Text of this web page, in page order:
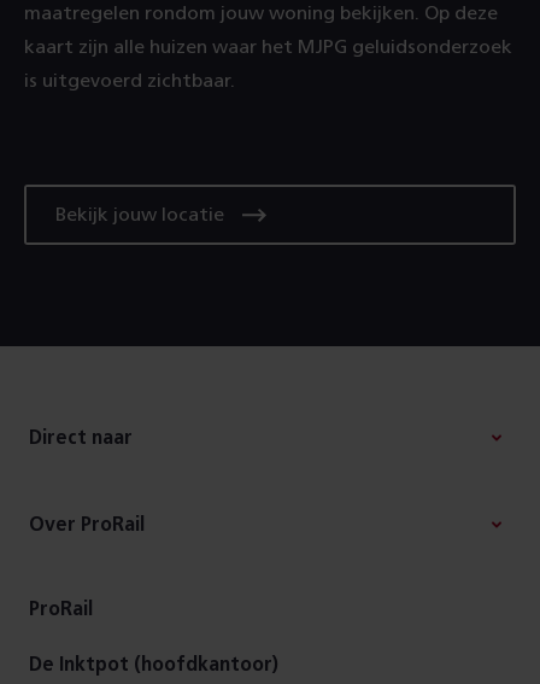
maatregelen rondom jouw woning bekijken. Op deze
kaart zijn alle huizen waar het MJPG geluidsonderzoek
is uitgevoerd zichtbaar.
Bekijk jouw locatie
Direct naar
Over ProRail
ProRail
De Inktpot (hoofdkantoor)
instellingen
toegankelijkheid